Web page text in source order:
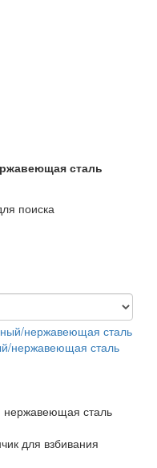
сталь
поиска
нержавеющая сталь
нержавеющая сталь
для взбивания